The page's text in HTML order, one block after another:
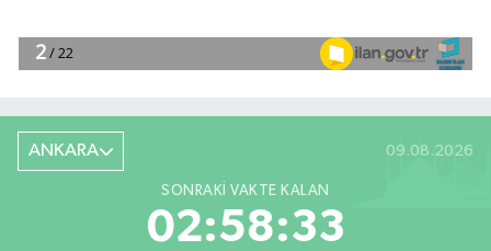
ANKARA 09.08.2026
SONRAKI VAKTE KALAN
02:58:31